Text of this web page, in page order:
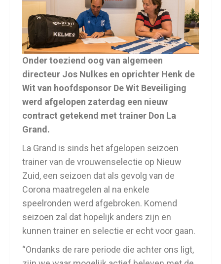
Onder toeziend oog van algemeen
directeur Jos Nulkes en oprichter Henk de
Wit van hoofdsponsor De Wit Beveiliging
werd afgelopen zaterdag een nieuw
contract getekend met trainer Don La
Grand.
La Grand is sinds het afgelopen seizoen
trainer van de vrouwenselectie op Nieuw
Zuid, een seizoen dat als gevolg van de
Corona maatregelen al na enkele
speelronden werd afgebroken. Komend
seizoen zal dat hopelijk anders zijn en
kunnen trainer en selectie er echt voor gaan.
“Ondanks de rare periode die achter ons ligt,